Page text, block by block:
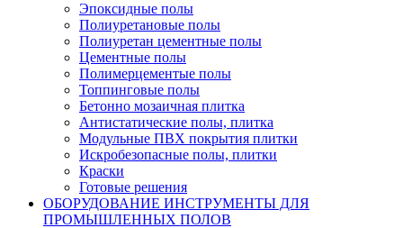
Эпоксидные полы
Полиуретановые полы
Полиуретан цементные полы
Цементные полы
Полимерцементые полы
Топпинговые полы
Бетонно мозаичная плитка
Антистатические полы, плитка
Модульные ПВХ покрытия плитки
Искробезопасные полы, плитки
Краски
Готовые решения
ОБОРУДОВАНИЕ ИНСТРУМЕНТЫ ДЛЯ
ПРОМЫШЛЕННЫХ ПОЛОВ